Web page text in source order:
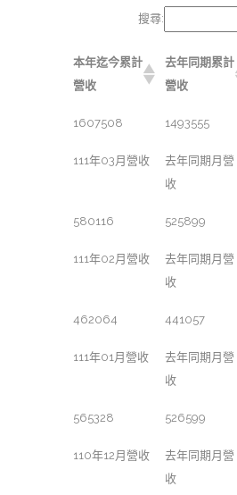
搜尋:
本年迄今累計
營收
去年同期累計
營收
1607508 1493555
111年03月營收
去年同期月營
收
580116 525899
111年02月營收
去年同期月營
收
462064 441057
111年01月營收
去年同期月營
收
565328 526599
110年12月營收
去年同期月營
收